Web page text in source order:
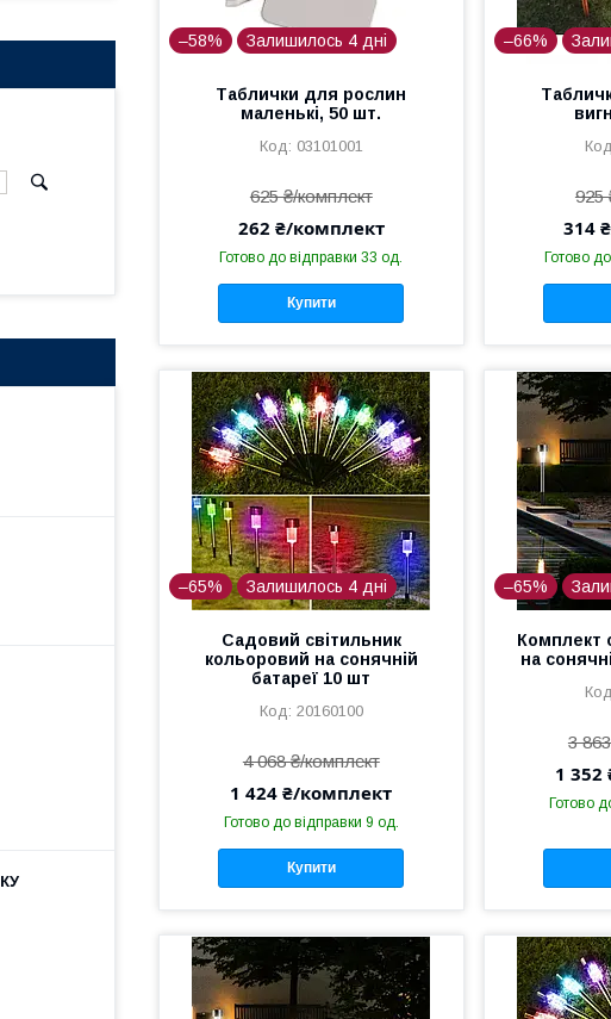
–58% Залишилось 4 дні
Таблички для рослин
маленькі, 50 шт.
03101001
625 ₴/комплект
262 ₴/комплект
Готово до відправки 33 од.
Купити
–66%
925
314
Готово
–65% Залишилось 4 дні
Садовий світильник
кольоровий на сонячній
батареї 10 шт
20160100
4 068 ₴/комплект
1 424 ₴/комплект
Готово до відправки 9 од.
Купити
–65%
Комплект
на
3
1 352
Готово